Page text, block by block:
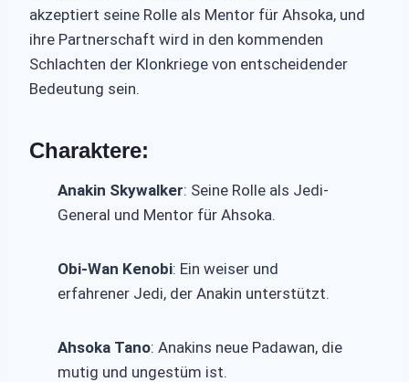
akzeptiert seine Rolle als Mentor für Ahsoka, und
ihre Partnerschaft wird in den kommenden
Schlachten der Klonkriege von entscheidender
Bedeutung sein.
Charaktere:
Anakin Skywalker: Seine Rolle als Jedi-
General und Mentor für Ahsoka.
Obi-Wan Kenobi: Ein weiser und
erfahrener Jedi, der Anakin unterstützt.
Ahsoka Tano: Anakins neue Padawan, die
mutig und ungestüm ist.